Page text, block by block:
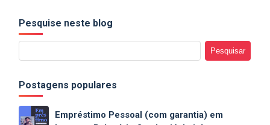
Pesquise neste blog
Postagens populares
Empréstimo Pessoal (com garantia) em